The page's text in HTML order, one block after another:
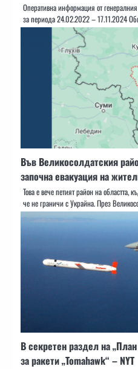
Оперативна информация от
за периода 24.02.2022 – 17.11.2024
Във Великосолдатския
започна евакуация на
Това е вече петият район на областта,
че не граничи с Украйна. През
В секретен раздел на
за ракети „Tomahawk“ – NYT